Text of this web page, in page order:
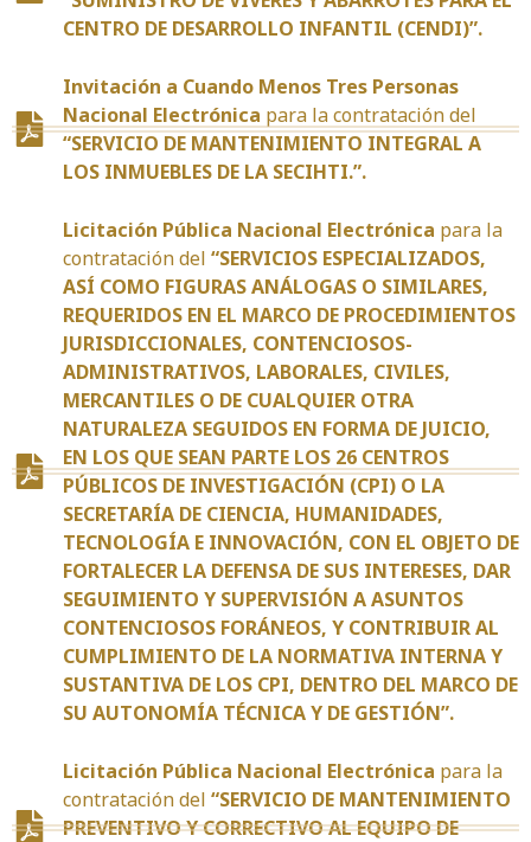
CENTRO DE DESARROLLO INFANTIL (CENDI)”.
Invitación a Cuando Menos Tres Personas
Nacional Electrónica para la contratación del
“SERVICIO DE MANTENIMIENTO INTEGRAL A
LOS INMUEBLES DE LA SECIHTI.”.
Licitación Pública Nacional Electrónica para la
contratación del “SERVICIOS ESPECIALIZADOS,
ASÍ COMO FIGURAS ANÁLOGAS O SIMILARES,
REQUERIDOS EN EL MARCO DE PROCEDIMIENTOS
JURISDICCIONALES, CONTENCIOSOS-
ADMINISTRATIVOS, LABORALES, CIVILES,
MERCANTILES O DE CUALQUIER OTRA
NATURALEZA SEGUIDOS EN FORMA DE JUICIO,
EN LOS QUE SEAN PARTE LOS 26 CENTROS
PÚBLICOS DE INVESTIGACIÓN (CPI) O LA
SECRETARÍA DE CIENCIA, HUMANIDADES,
TECNOLOGÍA E INNOVACIÓN, CON EL OBJETO DE
FORTALECER LA DEFENSA DE SUS INTERESES, DAR
SEGUIMIENTO Y SUPERVISIÓN A ASUNTOS
CONTENCIOSOS FORÁNEOS, Y CONTRIBUIR AL
CUMPLIMIENTO DE LA NORMATIVA INTERNA Y
SUSTANTIVA DE LOS CPI, DENTRO DEL MARCO DE
SU AUTONOMÍA TÉCNICA Y DE GESTIÓN”.
Licitación Pública Nacional Electrónica para la
contratación del “SERVICIO DE MANTENIMIENTO
PREVENTIVO Y CORRECTIVO AL EQUIPO DE